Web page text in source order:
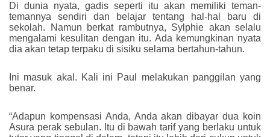
Di dunia nyata, gadis seperti itu akan memiliki teman-
temannya sendiri dan belajar tentang hal-hal baru di
sekolah. Namun berkat rambutnya, Sylphie akan selalu
mengalami kesulitan dengan itu. Ada kemungkinan nyata
dia akan tetap terpaku di sisiku selama bertahun-tahun.
Ini masuk akal. Kali ini Paul melakukan panggilan yang
benar.
“Adapun kompensasi Anda, Anda akan dibayar dua koin
Asura perak sebulan. Itu di bawah tarif yang berlaku untuk